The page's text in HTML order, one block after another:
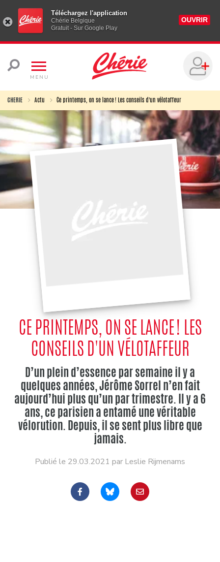
Téléchargez l'application
Chérie Belgique
Gratuit - Sur Google Play
OUVRIR
MENU
CHERIE Actu Ce printemps, on se lance ! Les conseils d'un vélotaffeur
CE PRINTEMPS, ON SE LANCE ! LES
CONSEILS D'UN VÉLOTAFFEUR
D’un plein d’essence par semaine il y a
quelques années, Jérôme Sorrel n’en fait
aujourd’hui plus qu’un par trimestre. Il y a 6
ans, ce parisien a entamé une véritable
vélorution. Depuis, il se sent plus libre que
jamais.
Publié le 29.03.2021 par Leslie Rijmenams